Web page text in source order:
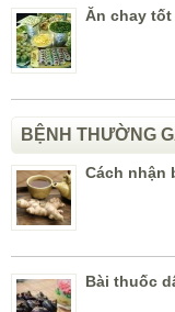
Ăn chay
BỆNH THƯỜNG
Cách nhận
Bài thuốc